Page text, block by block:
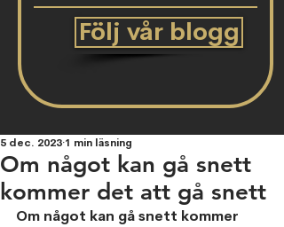
Följ vår blogg
Om något kan gå snett
kommer det att gå snett
5 dec. 2023 1 min läsning
Om något kan gå snett kommer